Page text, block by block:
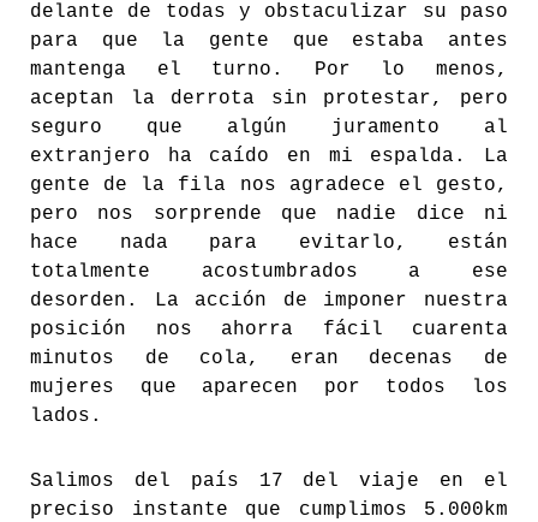
delante de todas y obstaculizar su paso
para que la gente que estaba antes
mantenga el turno. Por lo menos,
aceptan la derrota sin protestar, pero
seguro que algún juramento al
extranjero ha caído en mi espalda. La
gente de la fila nos agradece el gesto,
pero nos sorprende que nadie dice ni
hace nada para evitarlo, están
totalmente acostumbrados a ese
desorden. La acción de imponer nuestra
posición nos ahorra fácil cuarenta
minutos de cola, eran decenas de
mujeres que aparecen por todos los
lados.
Salimos del país 17 del viaje en el
preciso instante que cumplimos 5.000km